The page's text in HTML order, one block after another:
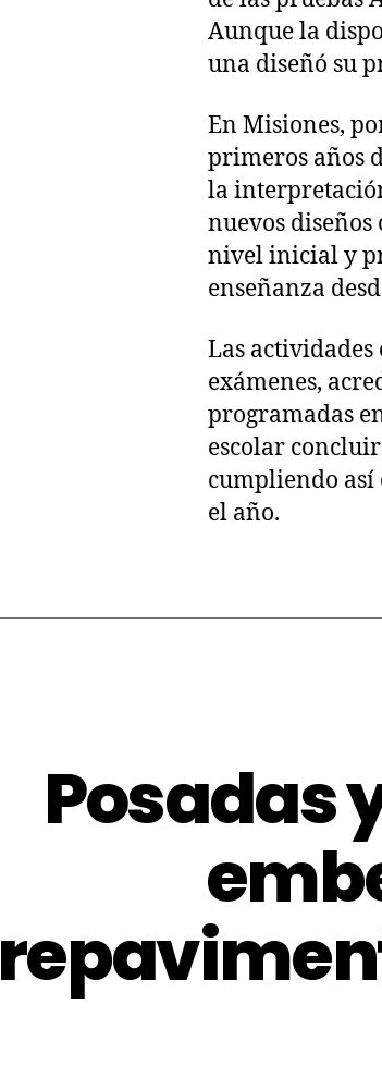
Aunque la
una diseñó su
En Misiones,
primeros años
la
nuevos
nivel inicial y
enseñanza
Las actividades
exámenes,
programadas
escolar
cumpliendo así
el año.
Posadas